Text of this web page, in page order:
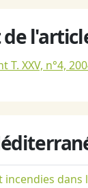
XXV, n°4,
dans